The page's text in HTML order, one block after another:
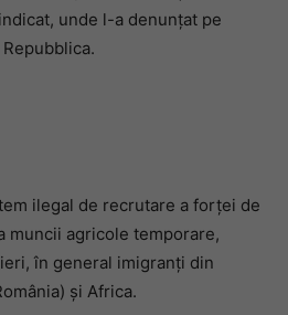
unde l-a denunțat pe
ilegal de recrutare a forței de
muncii agricole temporare,
în general imigranți din
și Africa.